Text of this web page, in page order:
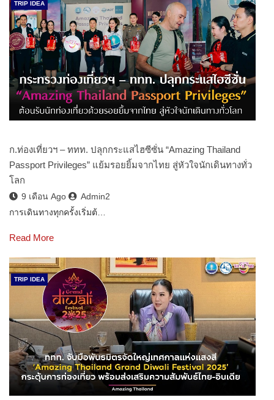
TRIP IDEA
ก.ท่องเที่ยวฯ – ททท. ปลุกกระแสไฮซีซั่น “Amazing Thailand
Passport Privileges” แย้มรอยยิ้มจากไทย สู่หัวใจนักเดินทางทั่ว
โลก
9 เดือน Ago
Admin2
การเดินทางทุกครั้งเริ่มต้…
Read More
TRIP IDEA